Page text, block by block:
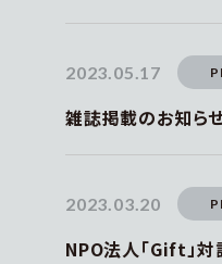
2023.05.17
雑誌掲載のお知ら
2023.03.20
NPO法人「Gift」